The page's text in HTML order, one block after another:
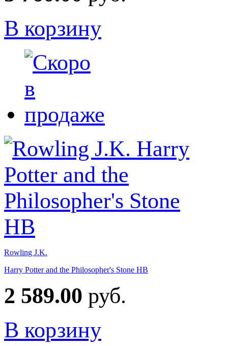
В корзину
Rowling J.K.
Harry Potter and the Philosopher's Stone HB
2 589.00 руб.
В корзину